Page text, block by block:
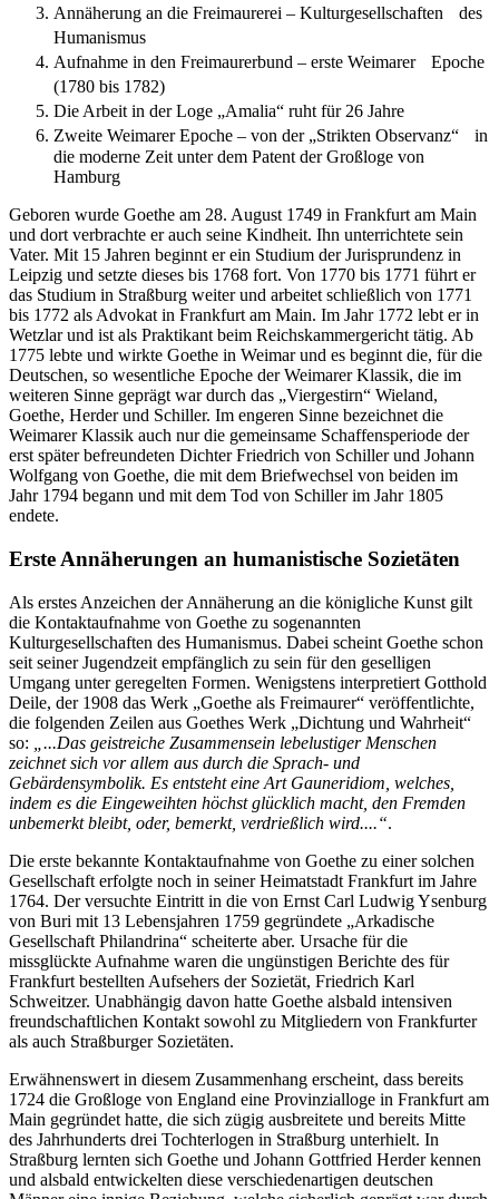
Annäherung an die Freimaurerei – Kulturgesellschaften des
Humanismus
Aufnahme in den Freimaurerbund – erste Weimarer Epoche
(1780 bis 1782)
Die Arbeit in der Loge „Amalia“ ruht für 26 Jahre
Zweite Weimarer Epoche – von der „Strikten Observanz“ in
die moderne Zeit unter dem Patent der Großloge von
Hamburg
Geboren wurde Goethe am 28. August 1749 in Frankfurt am Main
und dort verbrachte er auch seine Kindheit. Ihn unterrichtete sein
Vater. Mit 15 Jahren beginnt er ein Studium der Jurisprundenz in
Leipzig und setzte dieses bis 1768 fort. Von 1770 bis 1771 führt er
das Studium in Straßburg weiter und arbeitet schließlich von 1771
bis 1772 als Advokat in Frankfurt am Main. Im Jahr 1772 lebt er in
Wetzlar und ist als Praktikant beim Reichskammergericht tätig. Ab
1775 lebte und wirkte Goethe in Weimar und es beginnt die, für die
Deutschen, so wesentliche Epoche der Weimarer Klassik, die im
weiteren Sinne geprägt war durch das „Viergestirn“ Wieland,
Goethe, Herder und Schiller. Im engeren Sinne bezeichnet die
Weimarer Klassik auch nur die gemeinsame Schaffensperiode der
erst später befreundeten Dichter Friedrich von Schiller und Johann
Wolfgang von Goethe, die mit dem Briefwechsel von beiden im
Jahr 1794 begann und mit dem Tod von Schiller im Jahr 1805
endete.
Erste Annäherungen an humanistische Sozietäten
Als erstes Anzeichen der Annäherung an die königliche Kunst gilt
die Kontaktaufnahme von Goethe zu sogenannten
Kulturgesellschaften des Humanismus. Dabei scheint Goethe schon
seit seiner Jugendzeit empfänglich zu sein für den geselligen
Umgang unter geregelten Formen. Wenigstens interpretiert Gotthold
Deile, der 1908 das Werk „Goethe als Freimaurer“ veröffentlichte,
die folgenden Zeilen aus Goethes Werk „Dichtung und Wahrheit“
so:
„...Das geistreiche Zusammensein lebelustiger Menschen
zeichnet sich vor allem aus durch die Sprach- und
Gebärdensymbolik. Es entsteht eine Art Gauneridiom, welches,
indem es die Eingeweihten höchst glücklich macht, den Fremden
unbemerkt bleibt, oder, bemerkt, verdrießlich wird....“.
Die erste bekannte Kontaktaufnahme von Goethe zu einer solchen
Gesellschaft erfolgte noch in seiner Heimatstadt Frankfurt im Jahre
1764. Der versuchte Eintritt in die von Ernst Carl Ludwig Ysenburg
von Buri mit 13 Lebensjahren 1759 gegründete „Arkadische
Gesellschaft Philandrina“ scheiterte aber. Ursache für die
missglückte Aufnahme waren die ungünstigen Berichte des für
Frankfurt bestellten Aufsehers der Sozietät, Friedrich Karl
Schweitzer. Unabhängig davon hatte Goethe alsbald intensiven
freundschaftlichen Kontakt sowohl zu Mitgliedern von Frankfurter
als auch Straßburger Sozietäten.
Erwähnenswert in diesem Zusammenhang erscheint, dass bereits
1724 die Großloge von England eine Provinzialloge in Frankfurt am
Main gegründet hatte, die sich zügig ausbreitete und bereits Mitte
des Jahrhunderts drei Tochterlogen in Straßburg unterhielt. In
Straßburg lernten sich Goethe und Johann Gottfried Herder kennen
und alsbald entwickelten diese verschiedenartigen deutschen